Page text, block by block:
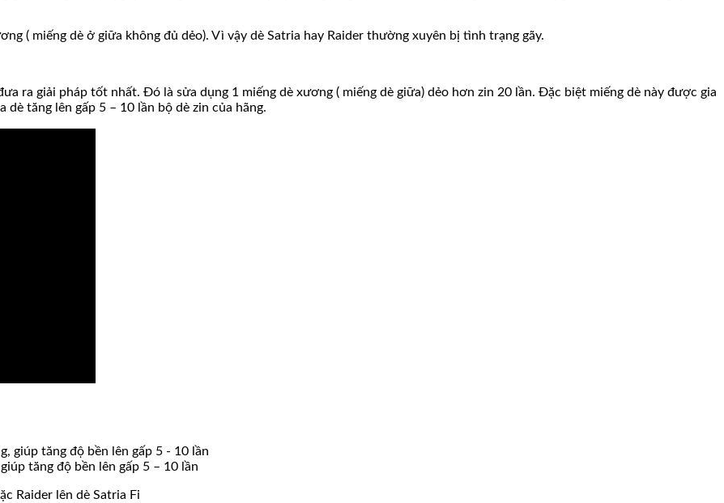
( miếng dè ở giữa không đủ dẻo). Vì vậy dè Satria hay Raider thường xuyên bị tình trạng gãy.
ra giải pháp tốt nhất. Đó là sửa dụng 1 miếng dè xương ( miếng dè giữa) dẻo hơn zin 20 lần. Đặc biệt miếng dè này được gia
tăng lên gấp 5 – 10 lần bộ dè zin của hãng.
tăng độ bền lên gấp 5 – 10 lần